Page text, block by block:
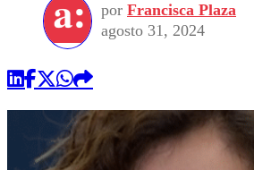
por Francisca Plaza
agosto 31, 2024